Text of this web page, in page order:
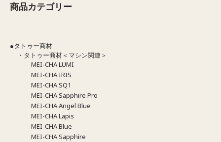
商品カテゴリー
●タトゥー商材
・タトゥー商材＜マシン関連＞
MEI-CHA LUMI
MEI-CHA IRIS
MEI-CHA SQ1
MEI-CHA Sapphire Pro
MEI-CHA Angel Blue
MEI-CHA Lapis
MEI-CHA Blue
MEI-CHA Sapphire